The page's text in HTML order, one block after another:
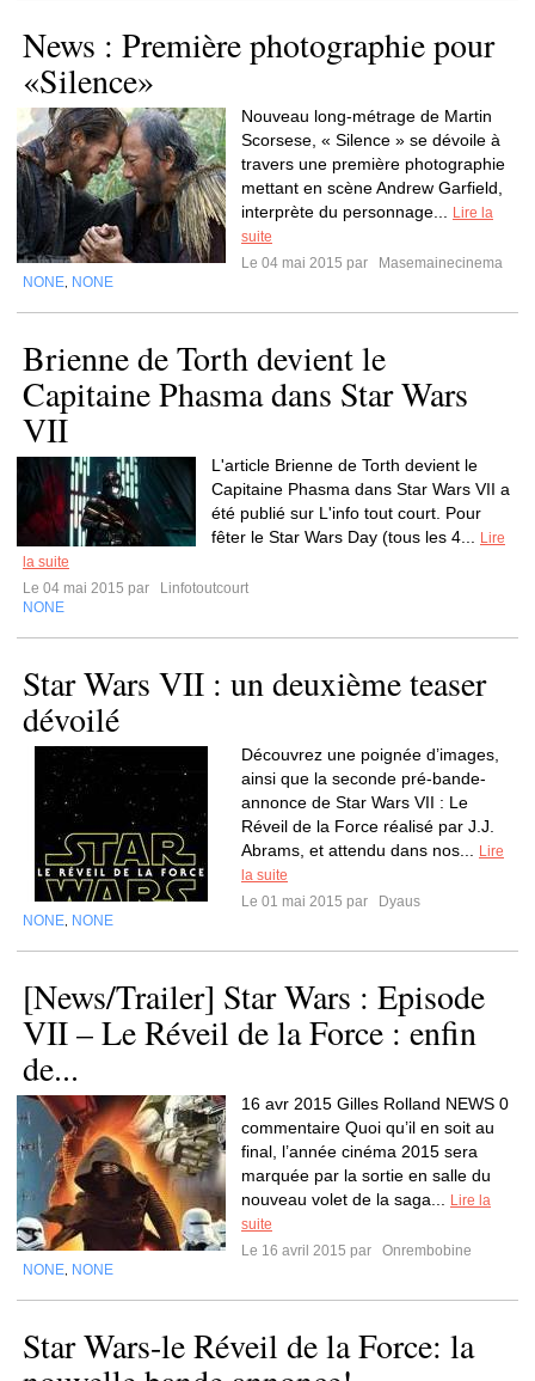
News : Première photographie pour
«Silence»
Nouveau long-métrage de Martin
Scorsese, « Silence » se dévoile à
travers une première photographie
mettant en scène Andrew Garfield,
interprète du personnage...
Lire la
suite
Le 04 mai 2015 par
Masemainecinema
NONE NONE
Brienne de Torth devient le
Capitaine Phasma dans Star Wars
VII
L'article Brienne de Torth devient le
Capitaine Phasma dans Star Wars VII a
été publié sur L'info tout court. Pour
fêter le Star Wars Day (tous les 4...
Lire
la suite
Le 04 mai 2015 par
Linfotoutcourt
NONE
Star Wars VII : un deuxième teaser
dévoilé
Découvrez une poignée d’images,
ainsi que la seconde pré-bande-
annonce de Star Wars VII : Le
Réveil de la Force réalisé par J.J.
Abrams, et attendu dans nos...
Lire
la suite
Le 01 mai 2015 par
Dyaus
NONE NONE
[News/Trailer] Star Wars : Episode
VII – Le Réveil de la Force : enfin
de...
16 avr 2015 Gilles Rolland NEWS 0
commentaire Quoi qu’il en soit au
final, l’année cinéma 2015 sera
marquée par la sortie en salle du
nouveau volet de la saga...
Lire la
suite
Le 16 avril 2015 par
Onrembobine
NONE NONE
Star Wars-le Réveil de la Force: la